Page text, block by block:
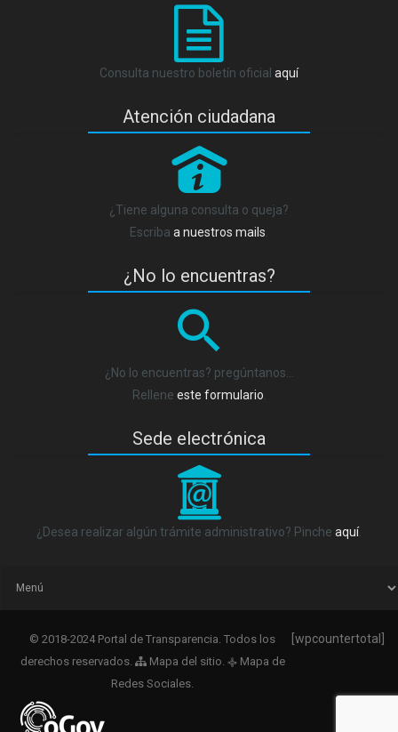
Consulta nuestro boletín oficial aquí
Atención ciudadana
P
¿Tiene alguna consulta o queja?
Escriba a nuestros mails.
¿No lo encuentras?
¿No lo encuentras? pregúntanos…
Rellene este formulario.
Sede electrónica
_
¿Desea realizar algún trámite administrativo? Pinche aquí.
© 2018-2024 Portal de Transparencia. Todos los
derechos reservados.
Mapa del sitio. qMapa de
Redes Sociales.
[wpcountertotal]